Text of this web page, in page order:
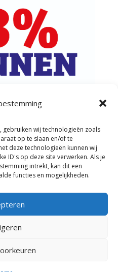
wij technologieën zoals
op te slaan en/of te
deze technologieën kunnen wij
ID's op deze site verwerken. Als je
intrekt, kan dit een
functies en mogelijkheden.
2025)
van het AZC-plan
dat er in Bethanië
geruststellend,
Wat is spoor 2? -
– asielaanvraag,